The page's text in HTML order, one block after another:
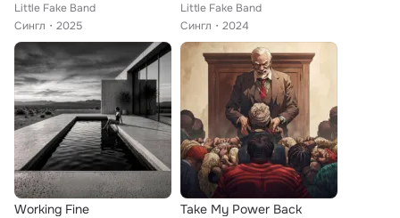
Little Fake Band
Сингл
2025
Little Fake Band
Сингл
2024
Working Fine Take My Power Back